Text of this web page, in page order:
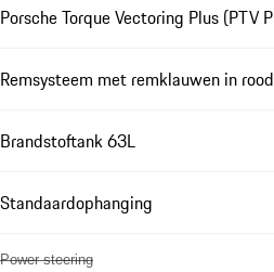
Porsche Torque Vectoring Plus (PTV
Remsysteem met remklauwen in rood
Brandstoftank 63L
Standaardophanging
Power steering